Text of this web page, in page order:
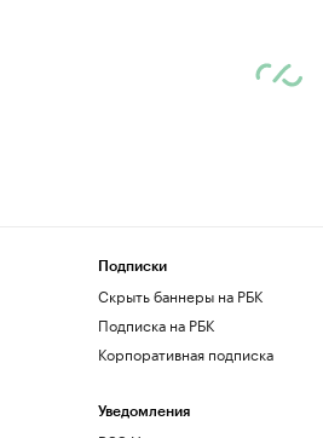
Подписки
Скрыть баннеры на РБК
Подписка на РБК
Корпоративная подписка
Уведомления